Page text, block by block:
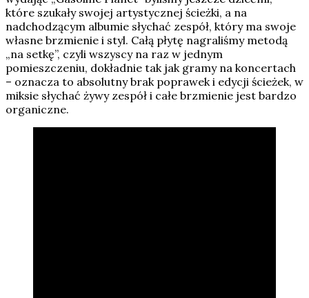
które szukały swojej artystycznej ścieżki, a na
nadchodzącym albumie słychać zespół, który ma swoje
własne brzmienie i styl. Całą płytę nagraliśmy metodą
„na setkę”, czyli wszyscy na raz w jednym
pomieszczeniu, dokładnie tak jak gramy na koncertach
– oznacza to absolutny brak poprawek i edycji ścieżek, w
miksie słychać żywy zespół i całe brzmienie jest bardzo
organiczne.